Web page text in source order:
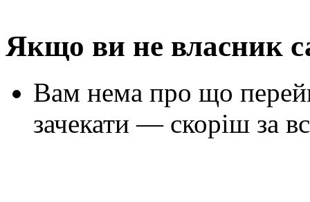
Якщо ви не власник
Вам нема про що
зачекати — скоріш за